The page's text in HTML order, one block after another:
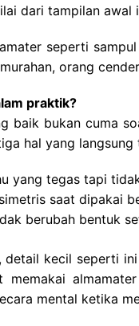
dari tampilan awal
seperti
orang
praktik?
baik bukan cuma
hal yang langsung
yang tegas tapi
saat dipakai
berubah bentuk
detail kecil seperti
memakai
mental ketika